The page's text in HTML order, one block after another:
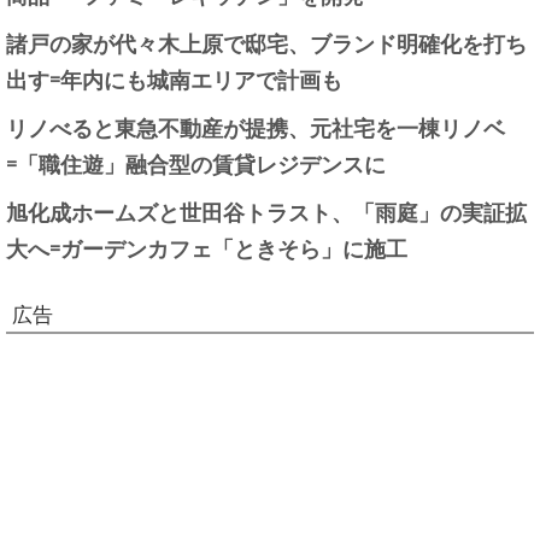
諸戸の家が代々木上原で邸宅、ブランド明確化を打ち
出す=年内にも城南エリアで計画も
リノべると東急不動産が提携、元社宅を一棟リノベ
=「職住遊」融合型の賃貸レジデンスに
旭化成ホームズと世田谷トラスト、「雨庭」の実証拡
大へ=ガーデンカフェ「ときそら」に施工
広告